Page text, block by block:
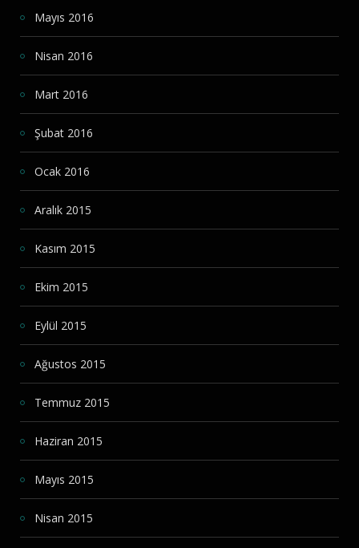
Mayıs 2016
Nisan 2016
Mart 2016
Şubat 2016
Ocak 2016
Aralık 2015
Kasım 2015
Ekim 2015
Eylül 2015
Ağustos 2015
Temmuz 2015
Haziran 2015
Mayıs 2015
Nisan 2015